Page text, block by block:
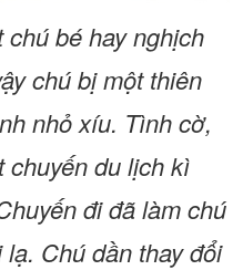
bé hay nghịch
chú bị một thiên
nhỏ xíu. Tình cờ,
du lịch kì
đi đã làm chú
Chú dần thay đổi